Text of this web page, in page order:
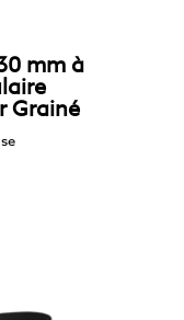
mm à
Grainé